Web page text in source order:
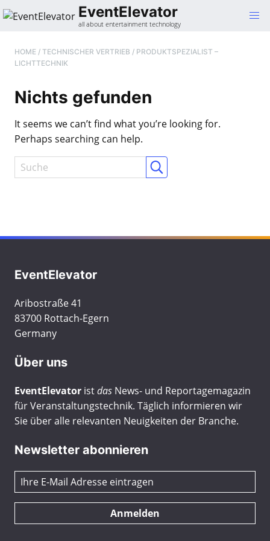
Gehe
zum
EventElevator
all about entertainment technology
HOME / TECHNISCHER VERTRIEB / PRODUKTSPEZIALIST –
LICHTTECHNIK
Nichts gefunden
It seems we can’t find what you’re looking for.
Perhaps searching can help.
EventElevator
Aribostraße 41
83700 Rottach-Egern
Germany
Über uns
EventElevator istdas News- und Reportagemagazin
für Veranstaltungstechnik. Täglich informieren wir
Sie über alle relevanten Neuigkeiten der Branche.
Newsletter abonnieren
Anmelden